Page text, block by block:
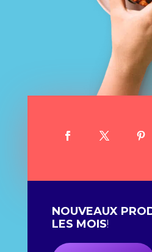
NOUVEAUX
LES MOIS!